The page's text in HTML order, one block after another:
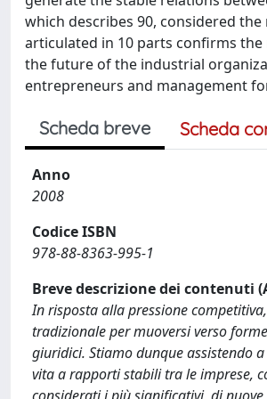
which describes 90, considered
articulated in 10 parts confirms
the future of the industrial
entrepreneurs and management
Scheda breve Scheda
Anno
2008
Codice ISBN
978-88-8363-995-1
Breve descrizione dei contenuti
In risposta alla pressione
tradizionale per muoversi verso
giuridici. Stiamo dunque assistendo
vita a rapporti stabili tra le imprese,